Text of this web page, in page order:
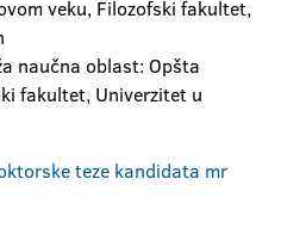
veku, Filozofski fakultet,
naučna oblast: Opšta
fakultet, Univerzitet u
teze kandidata mr